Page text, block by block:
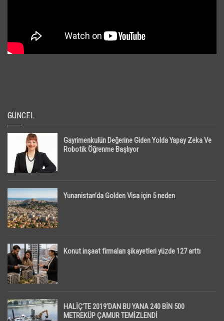
GÜNCEL
Gayrimenkulün Değerine Giden Yolda Yapay Zeka Ve
Robotik Öğrenme Başlıyor
Yunanistan’da Golden Visa için 5 neden
Konut inşaat firmaları şikayetleri yüzde 127 arttı
HALİÇ’TE 2019’DAN BU YANA 240 BİN 500
METREKÜP ÇAMUR TEMİZLENDİ